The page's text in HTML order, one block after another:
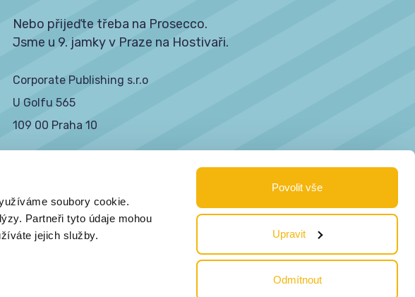
soubory cookie.
Partneři tyto údaje mohou
jejich služby.
Povolit vše
Upravit
Odmítnout
Nebo přijeďte třeba na Prosecco.
Jsme u 9. jamky v Praze na Hostivaři.
Corporate Publishing s.r.o
U Golfu 565
109 00 Praha 10
do týmu